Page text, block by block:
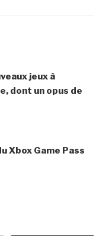
jeux à
dont un opus de
Xbox Game Pass